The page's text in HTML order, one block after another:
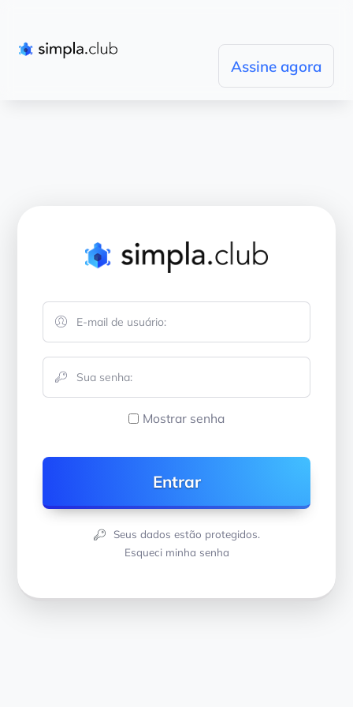
Assine agora
Mostrar senha
Seus dados estão protegidos.
Esqueci minha senha